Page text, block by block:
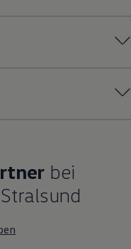
bei